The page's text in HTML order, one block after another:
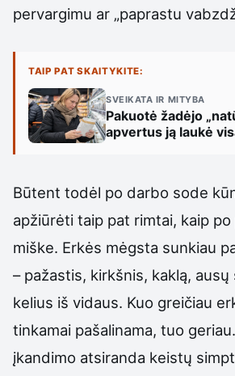
pervargimu ar „paprastu
TAIP PAT SKAITYKITE:
SVEIKATA IR MITYBA
Pakuotė žadėjo
apvertus ją laukė
Būtent todėl po darbo sode
apžiūrėti taip pat rimtai, kaip
miške. Erkės mėgsta sunkiau
– pažastis, kirkšnis, kaklą,
kelius iš vidaus. Kuo greičiau
tinkamai pašalinama, tuo
įkandimo atsiranda keistų